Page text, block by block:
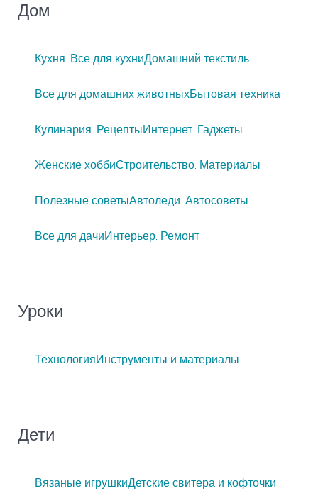
Дом
Кухня. Все для кухниДомашний текстиль
Все для домашних животныхБытовая техника
Кулинария. РецептыИнтернет. Гаджеты
Женские хоббиСтроительство. Материалы
Полезные советыАвтоледи. Автосоветы
Все для дачиИнтерьер. Ремонт
Уроки
ТехнологияИнструменты и материалы
Дети
Вязаные игрушкиДетские свитера и кофточки